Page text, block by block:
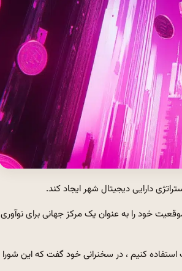
دارایی دیجیتال شهر ایجاد کند.
که این پتانسیل را دارد که موقعیت خود را به عنوان یک مرکز جهانی برای نوآوری
استفاده کنیم ، در سخنرانی خود گفت که این شورا